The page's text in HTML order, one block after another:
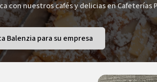
con nuestros cafés y delicias en Cafeterías
Balenzia para su empresa